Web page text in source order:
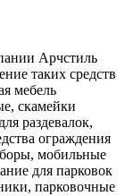
Арчстиль
таких средств
мебель
скамейки
раздевалок,
ограждения
мобильные
для парковок
парковочные